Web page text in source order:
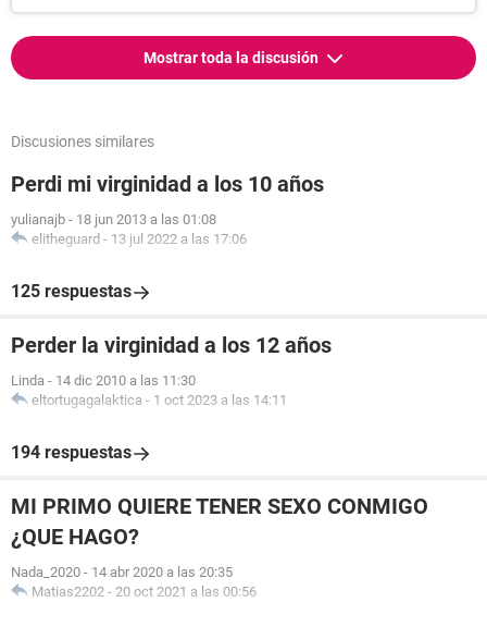
Mostrar toda la discusión
Discusiones similares
Perdi mi virginidad a los 10 años
yulianajb - 18 jun 2013 a las 01:08
elitheguard - 13 jul 2022 a las 17:06
125 respuestas
Perder la virginidad a los 12 años
Linda - 14 dic 2010 a las 11:30
eltortugagalaktica - 1 oct 2023 a las 14:11
194 respuestas
MI PRIMO QUIERE TENER SEXO CONMIGO
¿QUE HAGO?
Nada_2020 - 14 abr 2020 a las 20:35
Matias2202 - 20 oct 2021 a las 00:56